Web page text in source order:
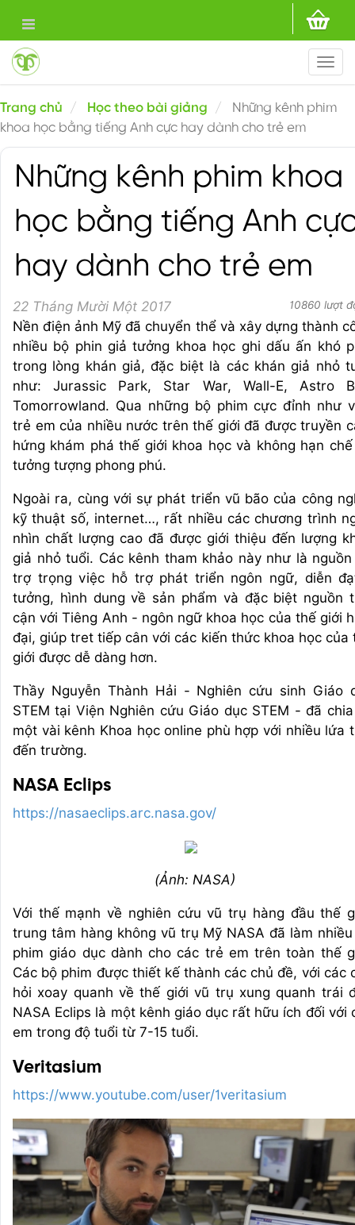
Trang chủ Học theo bài giảng
Những kênh phim
khoa học bằng tiếng Anh cực hay dành cho trẻ em
Những kênh phim khoa
học bằng tiếng Anh
hay dành cho trẻ em
22 Tháng Mười Một 2017 10860 lượt
Nền điện ảnh Mỹ đã chuyển thể và xây dựng thành
nhiều bộ phin giả tưởng khoa học ghi dấu ấn khó
trong lòng khán giả, đặc biệt là các khán giả nhỏ
như: Jurassic Park, Star War, Wall-E, Astro
Tomorrowland. Qua những bộ phim cực đỉnh như
trẻ em của nhiều nước trên thế giới đã được truyền
hứng khám phá thế giới khoa học và không hạn
tưởng tượng phong phú.
Ngoài ra, cùng với sự phát triển vũ bão của công
kỹ thuật số, internet…, rất nhiều các chương trình
nhìn chất lượng cao đã được giới thiệu đến lượng
giả nhỏ tuổi. Các kênh tham khảo này như là
trợ trọng việc hỗ trợ phát triển ngôn ngữ, diễn
tưởng, hình dung về sản phẩm và đặc biệt nguồn
cận với Tiêng Anh - ngôn ngữ khoa học của thế giới
đại, giúp tret tiếp cân với các kiến thức khoa học của
giới được dễ dàng hơn.
Thầy Nguyễn Thành Hải - Nghiên cứu sinh Giáo
STEM tại Viện Nghiên cứu Giáo dục STEM - đã
một vài kênh Khoa học online phù hợp với nhiều lứa
đến trường.
NASA Eclips
https://nasaeclips.arc.nasa.gov/
(Ảnh: NASA)
Với thế mạnh về nghiên cứu vũ trụ hàng đầu thế
trung tâm hàng không vũ trụ Mỹ NASA đã làm
phim giáo dục dành cho các trẻ em trên toàn thế
Các bộ phim được thiết kế thành các chủ đề, với các
hỏi xoay quanh về thế giới vũ trụ xung quanh trái
NASA Eclips là một kênh giáo dục rất hữu ích đối với
em trong độ tuổi từ 7-15 tuổi.
Veritasium
https://www.youtube.com/user/1veritasium